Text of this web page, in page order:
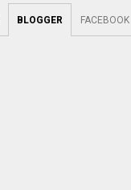
BLOGGER FACEBOOK